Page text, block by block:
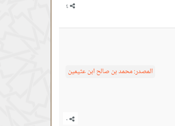
المصدر:محمد بن صالح ابن عثيمين